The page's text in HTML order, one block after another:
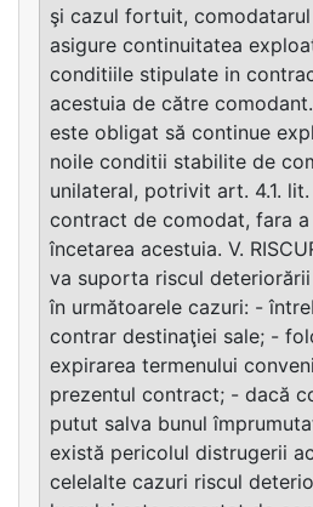
şi cazul fortuit,
asigure continuitatea
conditiile stipulate in
acestuia de către
este obligat să continue
noile conditii stabilite de
unilateral, potrivit art. 4.1.
contract de comodat, fara
încetarea acestuia. V.
va suporta riscul
în următoarele cazuri: -
contrar destinaţiei sale; -
expirarea termenului
prezentul contract; - dacă
putut salva bunul
există pericolul distrugerii
celelalte cazuri riscul